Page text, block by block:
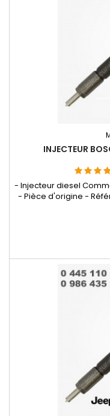
INJECTEUR
- Injecteur diesel
- Pièce d'origine -
435 171 , 0 445 110 300
motorisations Alfa